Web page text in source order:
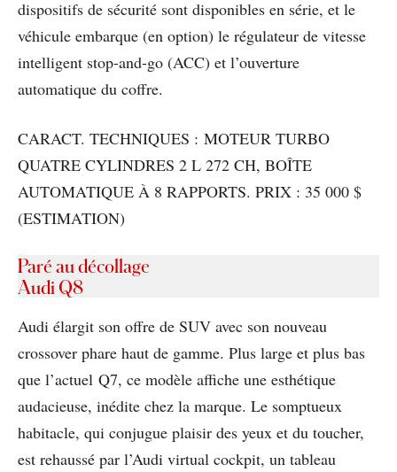
dispositifs de sécurité sont disponibles en série, et le
véhicule embarque (en option) le régulateur de vitesse
intelligent stop-and-go (ACC) et l’ouverture
automatique du coffre.
CARACT. TECHNIQUES : MOTEUR TURBO
QUATRE CYLINDRES 2 L 272 CH, BOÎTE
AUTOMATIQUE À 8 RAPPORTS. PRIX : 35 000 $
(ESTIMATION)
Paré au décollage
Audi Q8
Audi élargit son offre de SUV avec son nouveau
crossover phare haut de gamme. Plus large et plus bas
que l’actuel Q7, ce modèle affiche une esthétique
audacieuse, inédite chez la marque. Le somptueux
habitacle, qui conjugue plaisir des yeux et du toucher,
est rehaussé par l’Audi virtual cockpit, un tableau